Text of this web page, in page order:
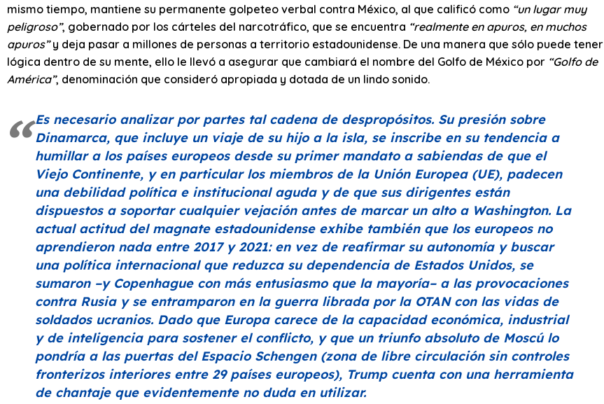
mismo tiempo, mantiene su permanente golpeteo verbal contra México, al que calificó como “un lugar muy
peligroso”, gobernado por los cárteles del narcotráfico, que se encuentra “realmente en apuros, en muchos
apuros”y deja pasar a millones de personas a territorio estadounidense. De una manera que sólo puede tener
lógica dentro de su mente, ello le llevó a asegurar que cambiará el nombre del Golfo de México por “Golfo de
América”, denominación que consideró apropiada y dotada de un lindo sonido.
Es necesario analizar por partes tal cadena de despropósitos. Su presión sobre
Dinamarca, que incluye un viaje de su hijo a la isla, se inscribe en su tendencia a
humillar a los países europeos desde su primer mandato a sabiendas de que el
Viejo Continente, y en particular los miembros de la Unión Europea (UE), padecen
una debilidad política e institucional aguda y de que sus dirigentes están
dispuestos a soportar cualquier vejación antes de marcar un alto a Washington. La
actual actitud del magnate estadounidense exhibe también que los europeos no
aprendieron nada entre 2017 y 2021: en vez de reafirmar su autonomía y buscar
una política internacional que reduzca su dependencia de Estados Unidos, se
sumaron –y Copenhague con más entusiasmo que la mayoría– a las provocaciones
contra Rusia y se entramparon en la guerra librada por la OTAN con las vidas de
soldados ucranios. Dado que Europa carece de la capacidad económica, industrial
y de inteligencia para sostener el conflicto, y que un triunfo absoluto de Moscú lo
pondría a las puertas del Espacio Schengen (zona de libre circulación sin controles
fronterizos interiores entre 29 países europeos), Trump cuenta con una herramienta
de chantaje que evidentemente no duda en utilizar.